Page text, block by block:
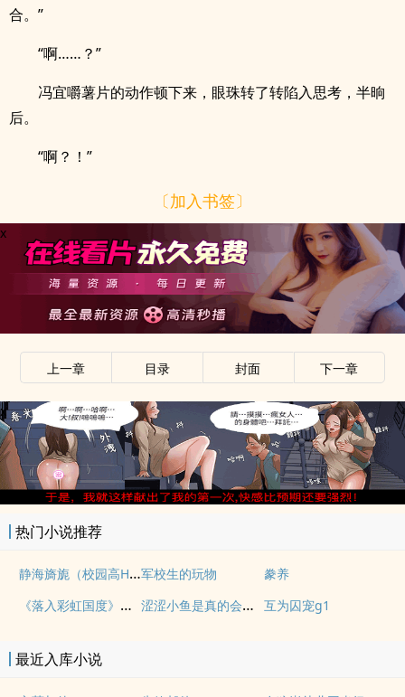
合。”
“啊……？”
冯宜嚼薯片的动作顿下来，眼珠转了转陷入思考，半晌
后。
“啊？！”
〔加入书签〕
x
上一章 目录 封面 下一章
x
热门小说推荐
静海旖旎（校园高H）军校生的玩物 豢养
《落入彩虹国度》穿越+西幻+言情 涩涩小鱼是真的会被干透 互为囚宠g1
最近入库小说